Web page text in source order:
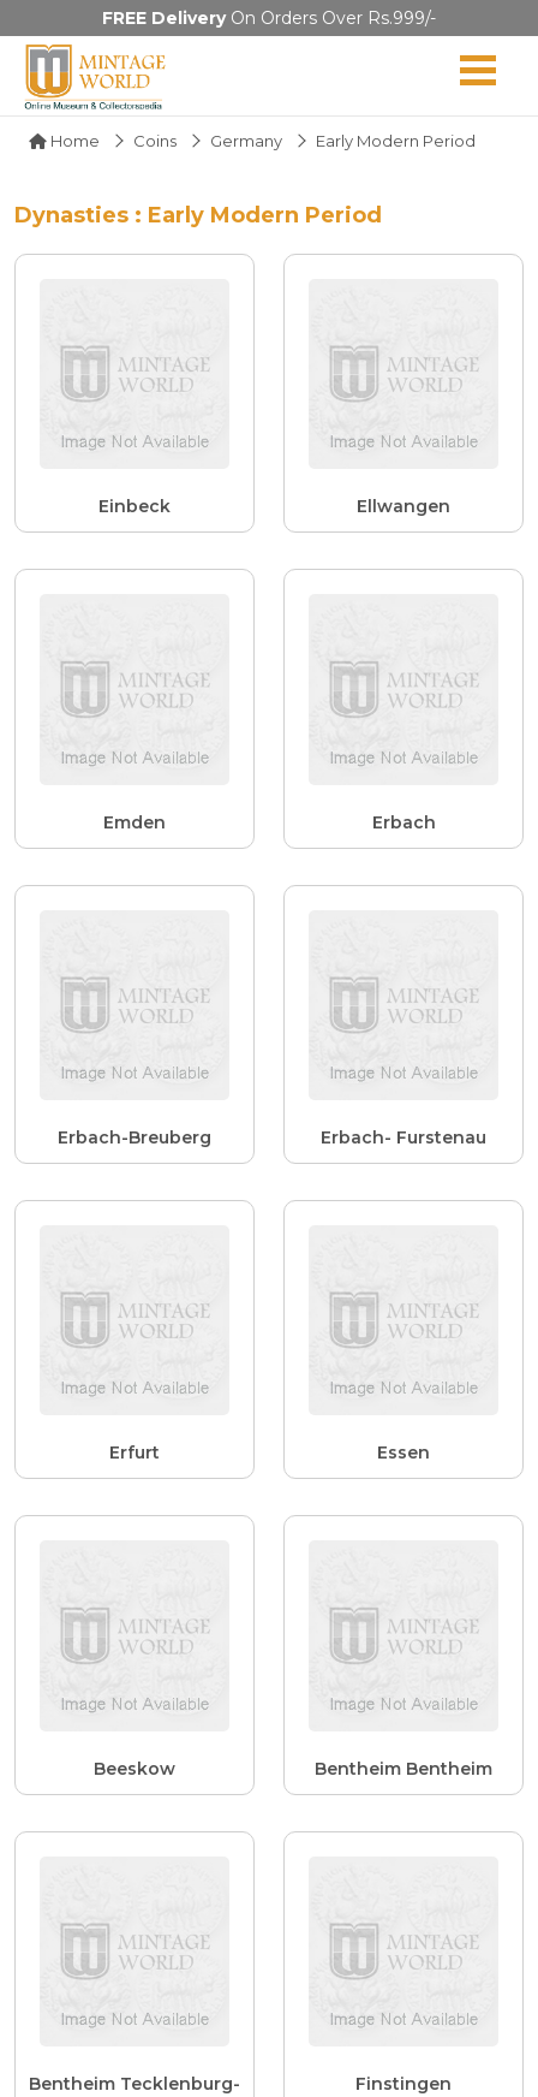
FREE DeliveryOn Orders Over Rs.999/-
Home Coins Germany Early Modern Period
Dynasties : Early Modern Period
Einbeck Ellwangen
Emden Erbach
Erbach-Breuberg Erbach- Furstenau
Erfurt Essen
Beeskow Bentheim Bentheim
Bentheim Tecklenburg-
Finstingen